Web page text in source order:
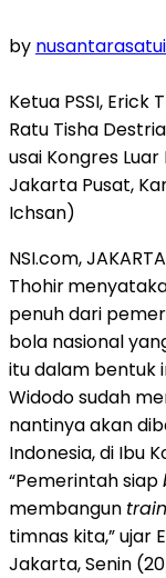
by
Ketua PSSI, Erick
Ratu Tisha
usai Kongres Luar
Jakarta Pusat,
Ichsan)
NSI.com,
Thohir
penuh dari
bola nasional
itu dalam bentuk
Widodo sudah
nantinya akan
Indonesia, di Ibu
“Pemerintah siap
membangun
timnas kita,” ujar
Jakarta, Senin